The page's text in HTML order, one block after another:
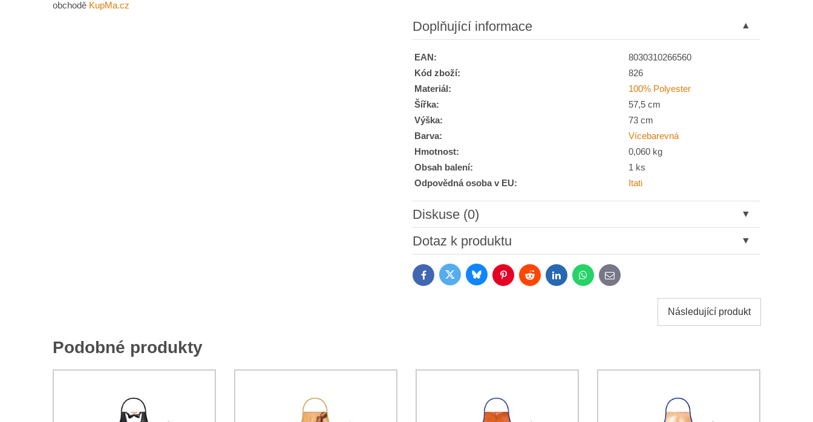
obchodě KupMa.cz
Doplňující informace
EAN:
8030310266560
Kód zboží:
826
Materiál:
100% Polyester
Šířka:
57,5 cm
Výška:
73 cm
Barva:
Vícebarevná
Hmotnost:
0,060 kg
Obsah balení:
1 ks
Odpovědná osoba v EU:
Itati
Diskuse (0)
Nový komentář
jsem se s podmínkamiOchrany osobních údajůspolečnosti Bomba s.r.o.*
Dotaz k produktu
FacebookTwitter BlueskyPinterestReddit LinkedInWhatsApp
E-
mail
Následující produkt
Podobné produkty